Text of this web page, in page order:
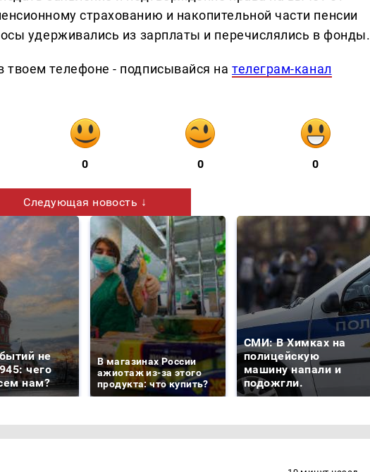
страхованию и накопительной части пенсии
удерживались из зарплаты и перечислялись в фонды.
телефоне - подписывайся нателеграм-канал
0 0 0
Следующая новость ↓
не
чего
нам?
В магазинах России
ажиотаж из-за этого
продукта: что купить?
СМИ: В Химках на
полицейскую
машину напали и
подожгли.